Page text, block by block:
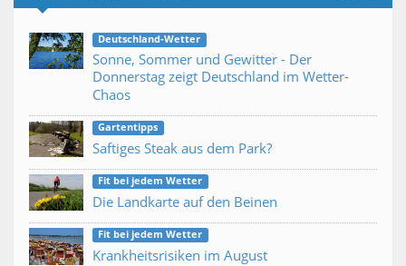
Deutschland-Wetter
Sonne, Sommer und Gewitter - Der
Donnerstag zeigt Deutschland im Wetter-
Chaos
Gartentipps
Saftiges Steak aus dem Park?
Fit bei jedem Wetter
Die Landkarte auf den Beinen
Fit bei jedem Wetter
Krankheitsrisiken im August